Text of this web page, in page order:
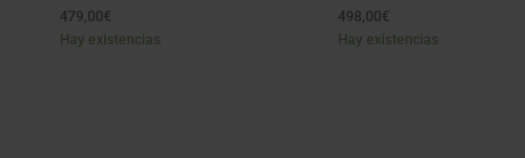
479,00€
Hay existencias
498,00€
Hay existencias